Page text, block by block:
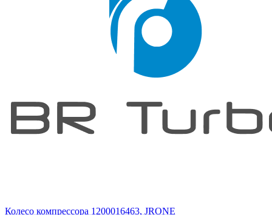
Колесо компрессора 1200016463, JRONE